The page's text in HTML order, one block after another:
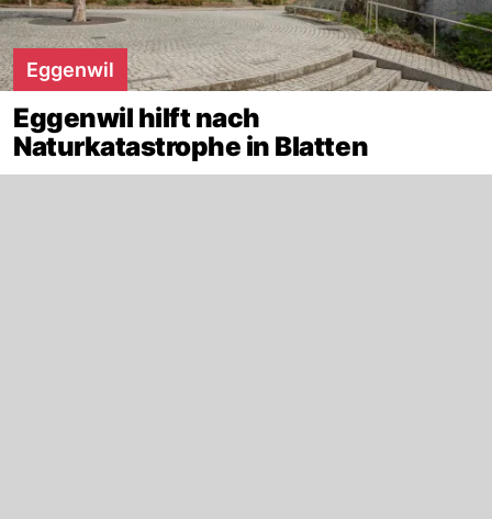
Eggenwil
Eggenwil hilft nach
Naturkatastrophe in Blatten